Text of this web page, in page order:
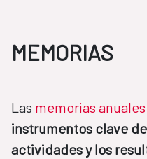
MEMORIAS
Las memorias anuales
instrumentos clave
actividades y los